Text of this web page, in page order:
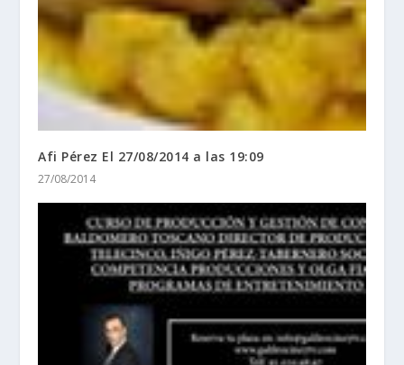
Afi Pérez El 27/08/2014 a las 19:09
27/08/2014